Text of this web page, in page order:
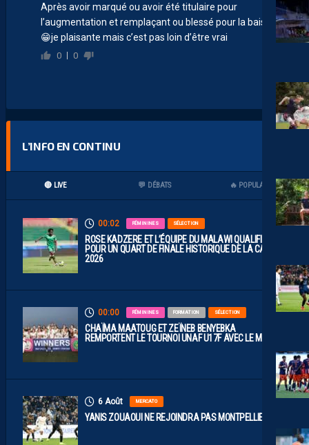
Après avoir marqué ou avoir été titulaire pour
l’augmentation et remplaçant ou blessé pour la baisse
😁je plaisante mais c’est pas loin d’être vrai
0 0
L’INFO EN CONTINU
🔴 LIVE 💬 DÉBATS 🔥 POPULAIRES
00:02 FÉMININES SÉLECTION
ROSE KADZERE ET L’ÉQUIPE DU MALAWI QUALIFIÉES
POUR UN QUART DE FINALE HISTORIQUE DE LA CAN
2026
00:00 FÉMININES FORMATION SÉLECTION
CHAÏMA MAATOUG ET ZEÏNEB BENYEBKA
REMPORTENT LE TOURNOI UNAF U17F AVEC LE MAROC
6 Août MERCATO
YANIS ZOUAOUI NE REJOINDRA PAS MONTPELLIER…